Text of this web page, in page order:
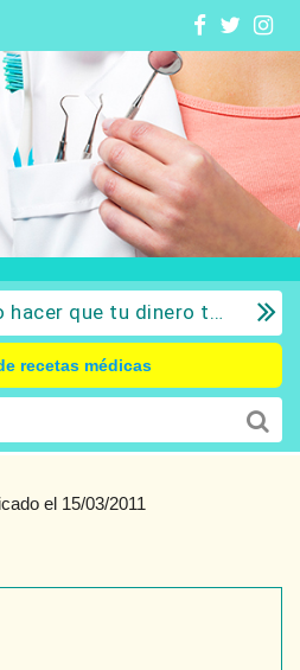
dinero trabaje para ti: Del ahorro a la inversión con sentido común.
recetas médicas
el 15/03/2011